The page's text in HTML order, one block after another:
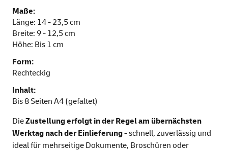
Maße:
Länge: 14 - 23,5 cm
Breite: 9 - 12,5 cm
Höhe: Bis 1 cm
Form:
Rechteckig
Inhalt:
Bis 8 Seiten A4 (gefaltet)
DieZustellung erfolgt in der Regel am übernächsten
Werktag nach der Einlieferung- schnell, zuverlässig und
ideal für mehrseitige Dokumente, Broschüren oder